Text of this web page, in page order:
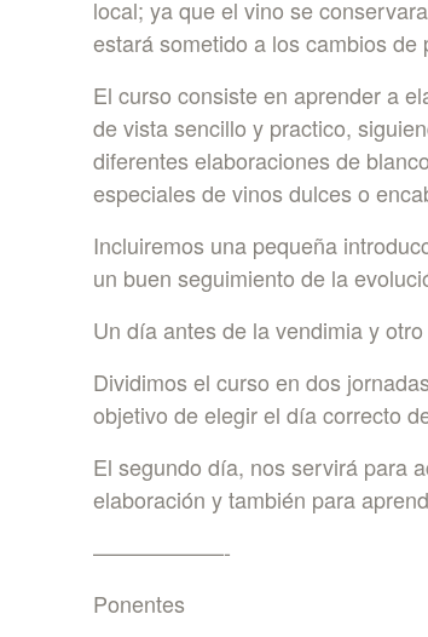
local; ya que el vino se
estará sometido a los cambios
El curso consiste en aprender a
de vista sencillo y practico,
diferentes elaboraciones de
especiales de vinos dulces o
Incluiremos una pequeña
un buen seguimiento de la
Un día antes de la vendimia y
Dividimos el curso en dos
objetivo de elegir el día correcto
El segundo día, nos servirá para
elaboración y también para
——————-
Ponentes